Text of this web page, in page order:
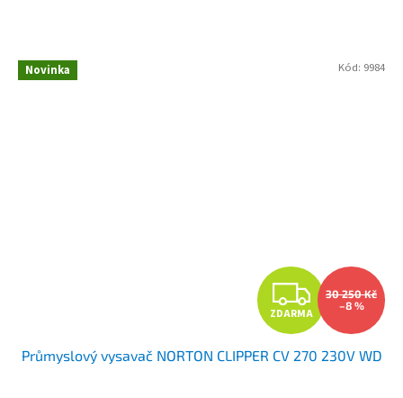
Novinka
Z
D
A
ZDARMA
30 250 Kč
–8 %
Průmyslový vysavač NORTON CLIPPER CV 270 230V WD
Kód: 9984